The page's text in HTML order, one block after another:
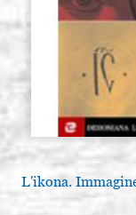
L'ikona.